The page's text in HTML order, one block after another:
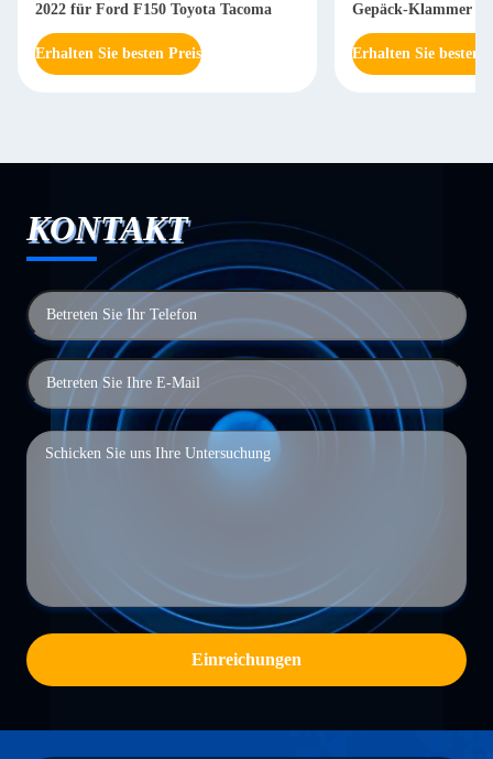
2022 für Ford F150 Toyota Tacoma
Erhalten Sie besten Preis
Gepäck-Klammer
Revo
Erhalten Sie besten
KONTAKT
Einreichungen